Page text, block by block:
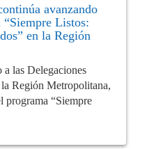
avanzando
“Siempre Listos:
en la Región
las Delegaciones
Región Metropolitana,
programa “Siempre